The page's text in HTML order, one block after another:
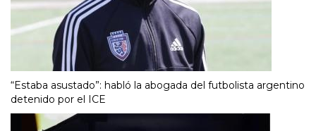
“Estaba asustado”: habló la abogada del futbolista argentino
detenido por el ICE